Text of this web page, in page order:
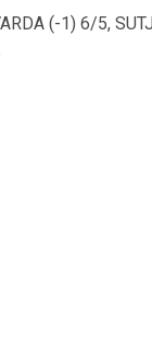
(-1) 6/5,